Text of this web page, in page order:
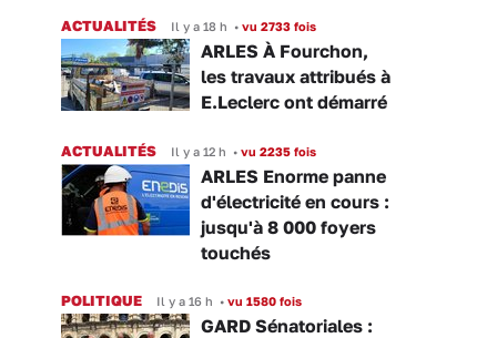
ACTUALITÉS Il y a 18 h • vu 2733 fois
ARLES À Fourchon,
les travaux attribués à
E.Leclerc ont démarré
ACTUALITÉS Il y a 12 h • vu 2235 fois
ARLES Enorme panne
d'électricité en cours :
jusqu'à 8 000 foyers
touchés
POLITIQUE Il y a 16 h • vu 1580 fois
GARD Sénatoriales :